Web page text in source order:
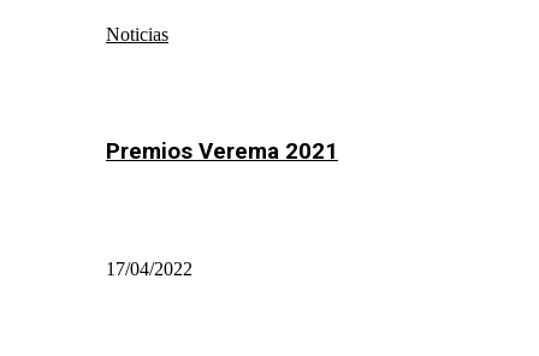
Noticias
Premios Verema 2021
17/04/2022